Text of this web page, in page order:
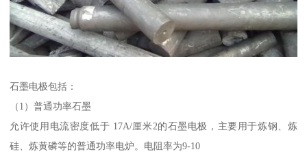
石墨电极包括：
（1）普通功率石墨
允许使用电流密度低于 17A/厘米2的石墨电极，主要用于炼钢、炼
硅、炼黄磷等的普通功率电炉。电阻率为9-10